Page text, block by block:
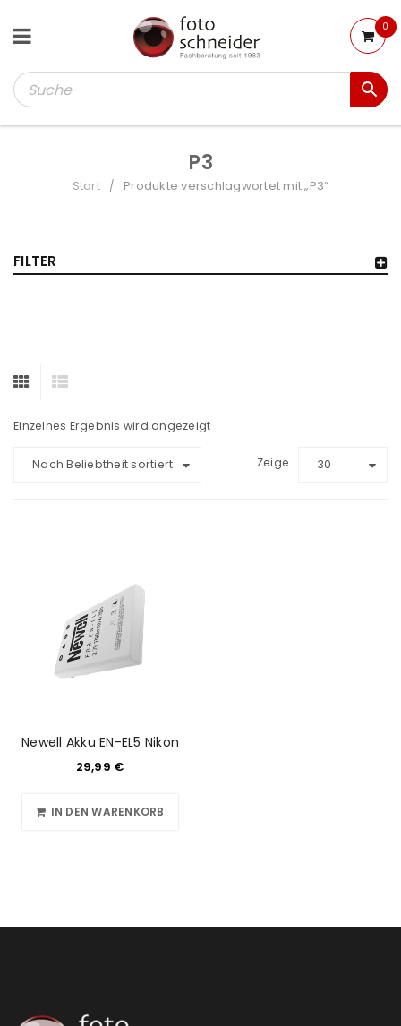
0
P3
Start / Produkte verschlagwortet mit „P3“
FILTER
Einzelnes Ergebnis wird angezeigt
Nach Beliebtheit sortiert Zeige 30
Newell Akku EN-EL5 Nikon
29,99 €
IN DEN WARENKORB